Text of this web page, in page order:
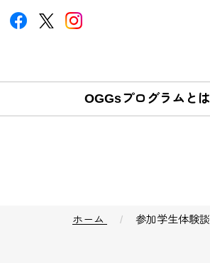
OGGsプログラムとは
ホーム 参加学生体験談